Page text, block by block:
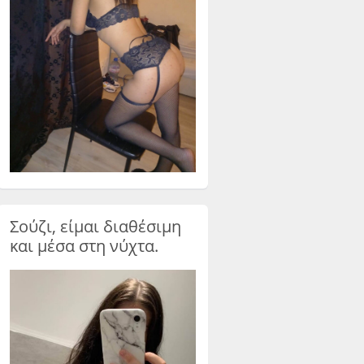
Σούζι, είμαι διαθέσιμη
και μέσα στη νύχτα.